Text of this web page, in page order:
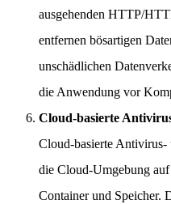
ausgehenden HTTP/
entfernen bösartigen
unschädlichen
die Anwendung vor
Cloud-basierte
Cloud-basierte
die Cloud-Umgebung
Container und Speicher.